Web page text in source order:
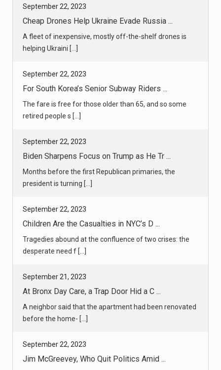
September 22, 2023
Cheap Drones Help Ukraine Evade Russia ...
A fleet of inexpensive, mostly off-the-shelf drones is
helping Ukraini [...]
September 22, 2023
For South Korea’s Senior Subway Riders ...
The fare is free for those older than 65, and so some
retired people s [...]
September 22, 2023
Biden Sharpens Focus on Trump as He Tr ...
Months before the first Republican primaries, the
president is turning [...]
September 22, 2023
Children Are the Casualties in NYC’s D ...
Tragedies abound at the confluence of two crises: the
desperate need f [...]
September 21, 2023
At Bronx Day Care, a Trap Door Hid a C ...
A neighbor said that the apartment had been renovated
before the home- [...]
September 22, 2023
Jim McGreevey, Who Quit Politics Amid ...